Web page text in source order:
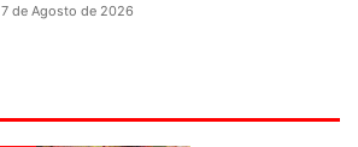
7 de Agosto de 2026